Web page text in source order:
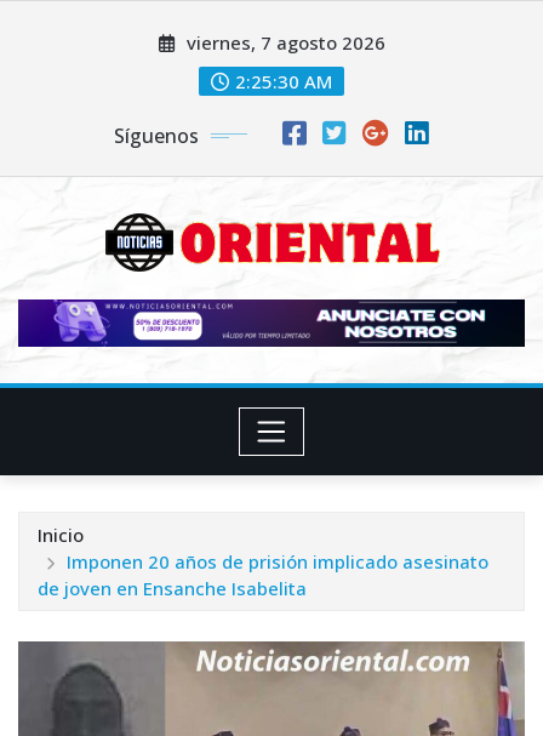
viernes, 7 agosto 2026
2:25:31 AM
Síguenos
Inicio
Imponen 20 años de prisión implicado asesinato
de joven en Ensanche Isabelita